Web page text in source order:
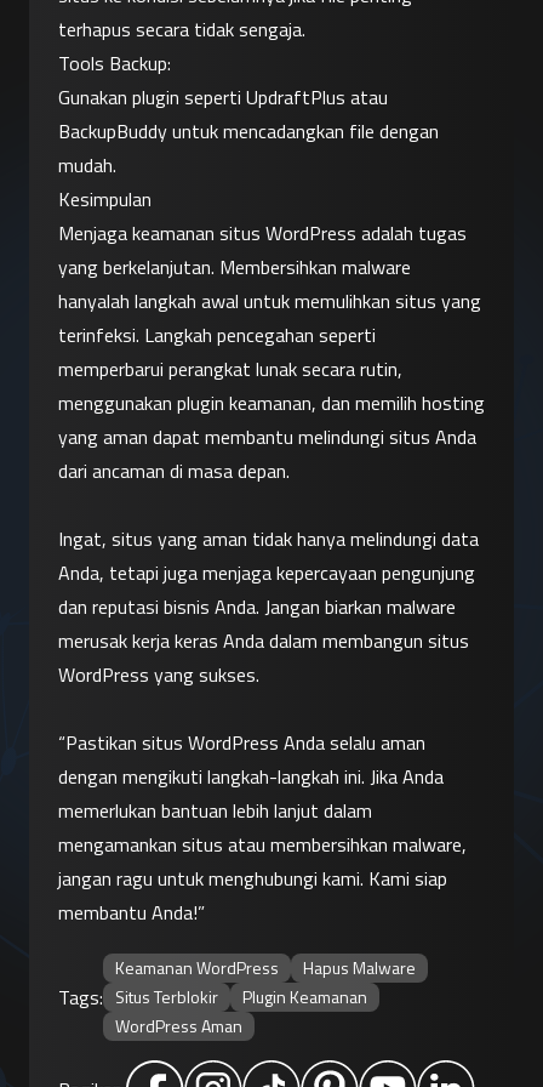
terhapus secara tidak sengaja.
Tools Backup:
Gunakan plugin seperti UpdraftPlus atau
BackupBuddy untuk mencadangkan file dengan
mudah.
Kesimpulan
Menjaga keamanan situs WordPress adalah tugas
yang berkelanjutan. Membersihkan malware
hanyalah langkah awal untuk memulihkan situs yang
terinfeksi. Langkah pencegahan seperti
memperbarui perangkat lunak secara rutin,
menggunakan plugin keamanan, dan memilih hosting
yang aman dapat membantu melindungi situs Anda
dari ancaman di masa depan.
Ingat, situs yang aman tidak hanya melindungi data
Anda, tetapi juga menjaga kepercayaan pengunjung
dan reputasi bisnis Anda. Jangan biarkan malware
merusak kerja keras Anda dalam membangun situs
WordPress yang sukses.
“Pastikan situs WordPress Anda selalu aman
dengan mengikuti langkah-langkah ini. Jika Anda
memerlukan bantuan lebih lanjut dalam
mengamankan situs atau membersihkan malware,
jangan ragu untuk menghubungi kami. Kami siap
membantu Anda!”
Tags:
Keamanan WordPress
Hapus Malware
Situs Terblokir
Plugin Keamanan
WordPress Aman